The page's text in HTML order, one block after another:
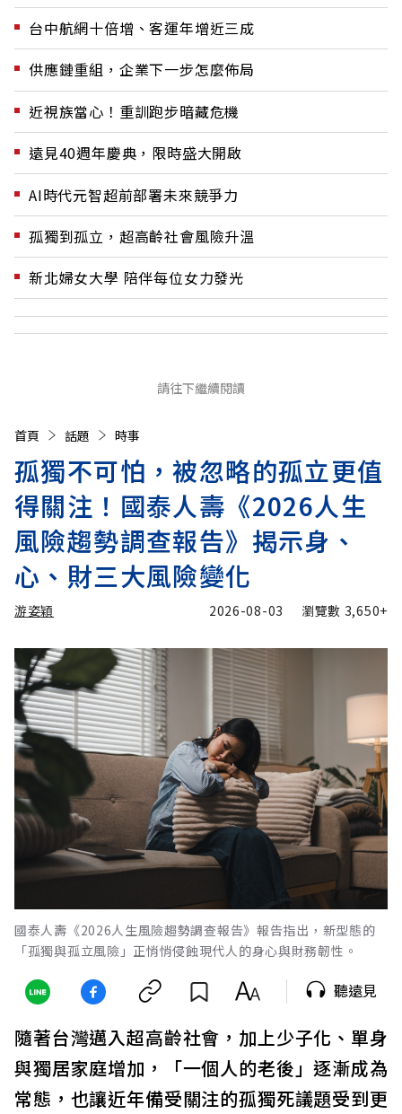
台中航網十倍增、客運年增近三成
供應鏈重組，企業下一步怎麼佈局
近視族當心！重訓跑步暗藏危機
遠見40週年慶典，限時盛大開啟
AI時代元智超前部署未來競爭力
孤獨到孤立，超高齡社會風險升溫
新北婦女大學 陪伴每位女力發光
請往下繼續閱讀
首頁 話題 時事
孤獨不可怕，被忽略的孤立更值
得關注！國泰人壽《2026人生
風險趨勢調查報告》揭示身、
心、財三大風險變化
游姿穎 2026-08-03 瀏覽數 3,650+
國泰人壽《2026人生風險趨勢調查報告》報告指出，新型態的
「孤獨與孤立風險」正悄悄侵蝕現代人的身心與財務韌性。
聽遠見
隨著台灣邁入超高齡社會，加上少子化、單身
與獨居家庭增加，「一個人的老後」逐漸成為
常態，也讓近年備受關注的孤獨死議題受到更